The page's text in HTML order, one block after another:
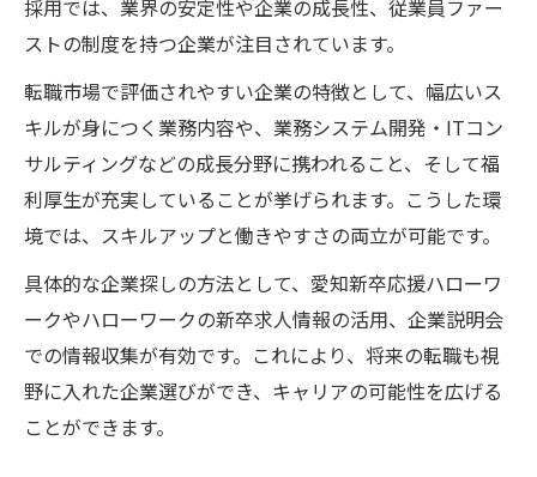
採用では、業界の安定性や企業の成長性、従業員ファー
ストの制度を持つ企業が注目されています。
転職市場で評価されやすい企業の特徴として、幅広いス
キルが身につく業務内容や、業務システム開発・ITコン
サルティングなどの成長分野に携われること、そして福
利厚生が充実していることが挙げられます。こうした環
境では、スキルアップと働きやすさの両立が可能です。
具体的な企業探しの方法として、愛知新卒応援ハローワ
ークやハローワークの新卒求人情報の活用、企業説明会
での情報収集が有効です。これにより、将来の転職も視
野に入れた企業選びができ、キャリアの可能性を広げる
ことができます。